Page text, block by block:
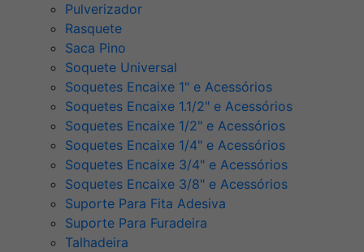
Pulverizador
Rasquete
Saca Pino
Soquete Universal
Soquetes Encaixe 1" e Acessórios
Soquetes Encaixe 1.1/2" e Acessórios
Soquetes Encaixe 1/2" e Acessórios
Soquetes Encaixe 1/4" e Acessórios
Soquetes Encaixe 3/4" e Acessórios
Soquetes Encaixe 3/8" e Acessórios
Suporte Para Fita Adesiva
Suporte Para Furadeira
Talhadeira